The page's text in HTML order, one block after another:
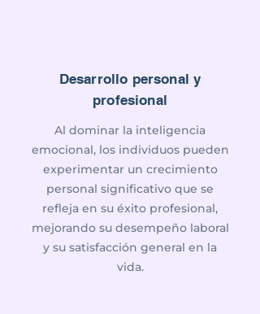
Desarrollo personal y
profesional
Al dominar la inteligencia
emocional, los individuos pueden
experimentar un crecimiento
personal significativo que se
refleja en su éxito profesional,
mejorando su desempeño laboral
y su satisfacción general en la
vida.